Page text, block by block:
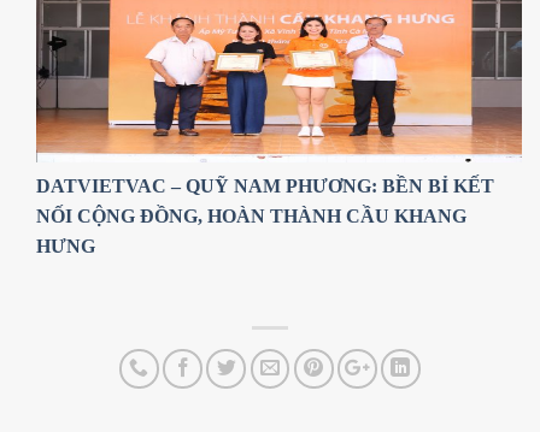
DATVIETVAC – QUỸ NAM PHƯƠNG: BỀN BỈ KẾT
NỐI CỘNG ĐỒNG, HOÀN THÀNH CẦU KHANG
HƯNG